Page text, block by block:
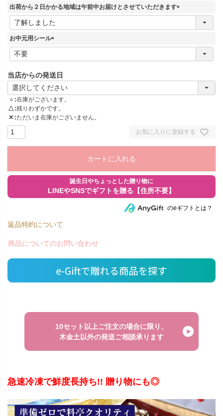
須
出荷から２日かかる地域は午前中お届けとさせていただきます
(
お中元用シール
(
)
当店からの発送日
○ 在庫がございます。
△ 残りわずかです。
✕ ただいま在庫がございません。
お気に入りに登録する
カートに入れる
のeギフトとは？
返品特約について
商品についてのお問い合わせ
10セット以上ご注文の場合に限り、
木金土以外の発送ご相談承ります
急速冷凍で鮮度長持ち!! 贈り物にも◎